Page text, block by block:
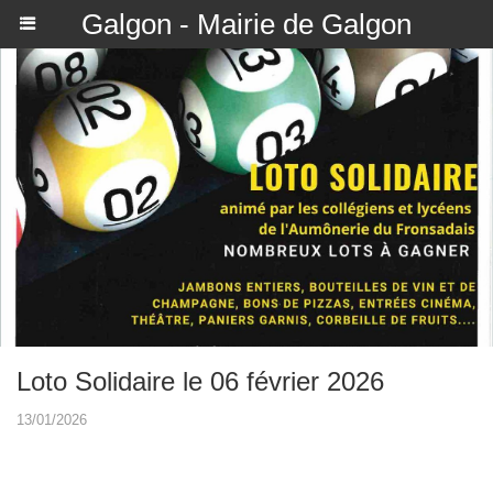
Galgon - Mairie de Galgon
Loto Solidaire le 06 février 2026
13/01/2026